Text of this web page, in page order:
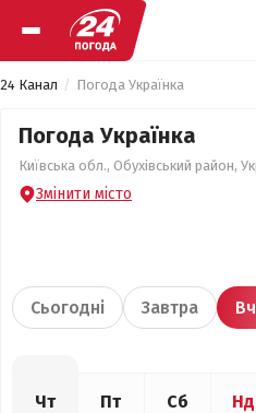
24 Канал Погода Українка
Погода Українка
Київська обл., Обухівський район,
Змінити місто
Сьогодні Завтра
Чт Пт Сб Нд